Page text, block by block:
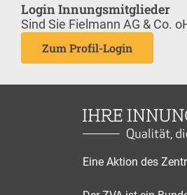
Login Innungsmitglieder
Sind Sie Fielmann AG & Co.
Zum Profil-Login
Eine Aktion des